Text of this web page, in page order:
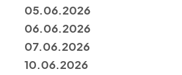
05.06.2026
06.06.2026
07.06.2026
10.06.2026